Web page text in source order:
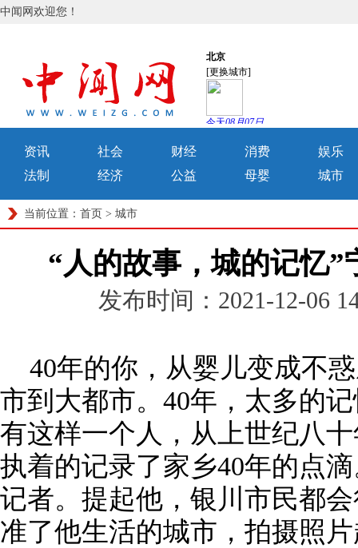
中闻网欢迎您！
资讯 社会 财经 消费
娱乐
法制
经济 公益 母婴 城市
当前位置： 首页 > 城市
“人的故事，城的记忆
发布时间：2021-12-06
40年的你，从婴儿变成不
市到大都市。40年，太多的
有这样一个人，从上世纪八
执着的记录了家乡40年的点
记者。提起他，银川市民都
准了他生活的城市，拍摄照